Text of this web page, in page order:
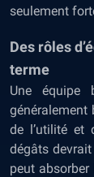
seulement
Des rôles
terme
Une équipe
généralement
de l’utilité et
dégâts
peut